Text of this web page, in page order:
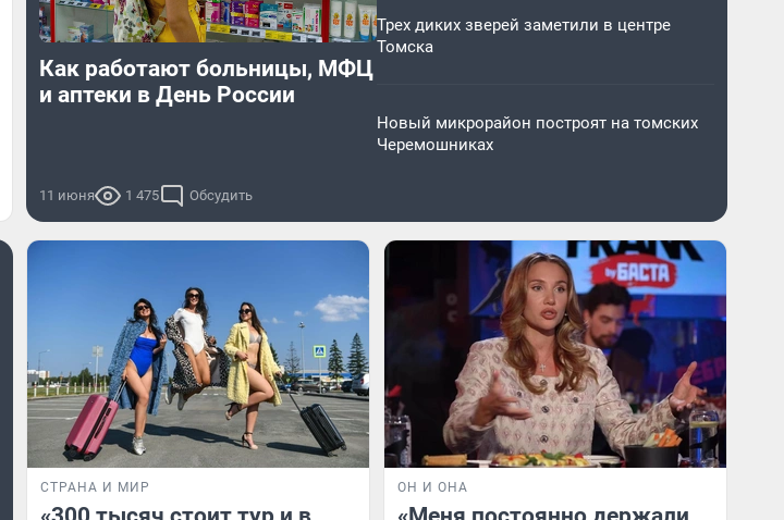
Как работают больницы, МФЦ
и аптеки в День России
11 июня 1 475 Обсудить
Трех диких зверей заметили в центре
Томска
Новый микрорайон построят на томских
Черемошниках
СТРАНА И МИР ОН И ОНА